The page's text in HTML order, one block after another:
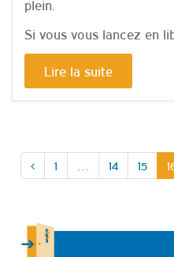
plein.
Si vous vous lancez en
Lire la suite
1 14 15